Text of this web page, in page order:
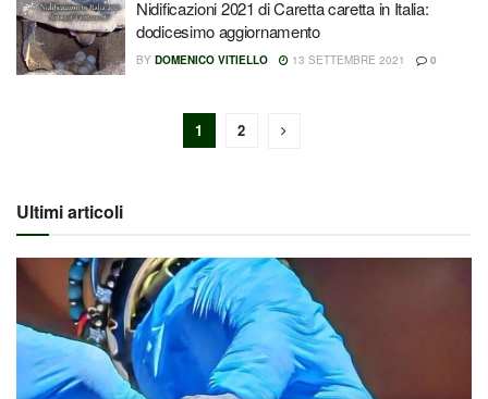
Nidificazioni 2021 di Caretta caretta in Italia:
dodicesimo aggiornamento
BY DOMENICO VITIELLO 13 SETTEMBRE 2021 0
1 2
Ultimi articoli